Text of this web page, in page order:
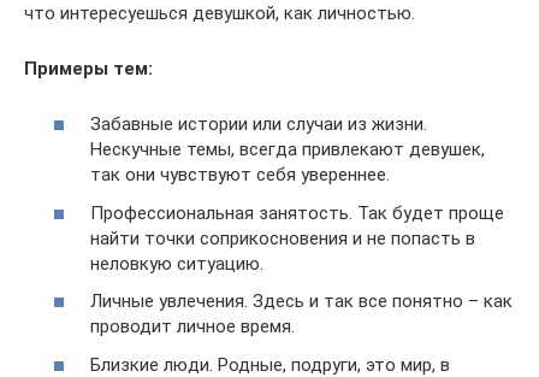
что интересуешься девушкой, как личностью.
Примеры тем:
Забавные истории или случаи из жизни.
Нескучные темы, всегда привлекают девушек,
так они чувствуют себя увереннее.
Профессиональная занятость. Так будет проще
найти точки соприкосновения и не попасть в
неловкую ситуацию.
Личные увлечения. Здесь и так все понятно – как
проводит личное время.
Близкие люди. Родные, подруги, это мир, в